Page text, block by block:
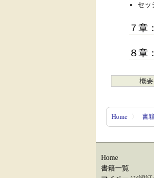
セッ
７章
８章
概要
Home 〉 書
Home
書籍一覧